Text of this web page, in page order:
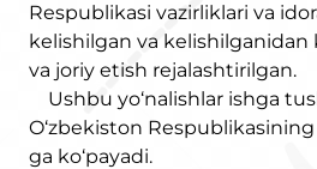
Respublikasi vazirliklari va
kelishilgan va kelishilganidan
va joriy etish rejalashtirilgan.
Ushbu yo‘nalishlar ishga
O‘zbekiston Respublikasining
ga ko‘payadi.